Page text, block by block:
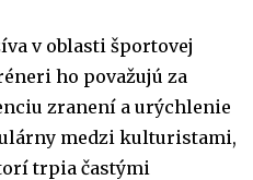
v oblasti športovej
ho považujú za
zranení a urýchlenie
medzi kulturistami,
trpia častými